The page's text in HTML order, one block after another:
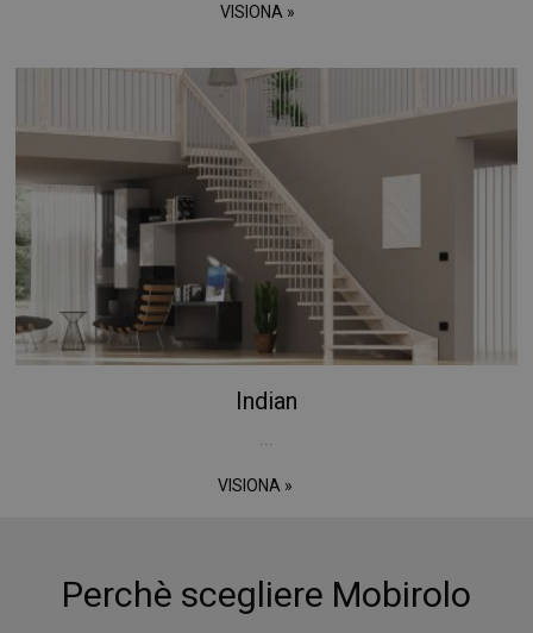
VISIONA »
Indian
...
VISIONA »
Perchè scegliere Mobirolo